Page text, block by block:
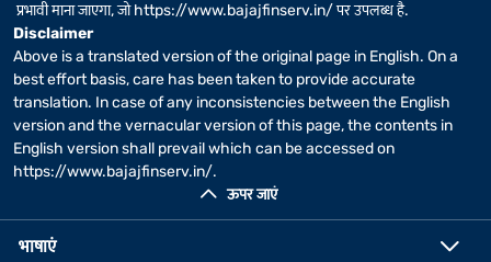
ऊपर जाएं
प्रभावी माना जाएगा, जोhttps://www.bajajfinserv.in/पर उपलब्ध है.
Disclaimer
Above is a translated version of the original page in English. On a
best effort basis, care has been taken to provide accurate
translation. In case of any inconsistencies between the English
version and the vernacular version of this page, the contents in
English version shall prevail which can be accessed on
https://www.bajajfinserv.in/.
भाषाएं